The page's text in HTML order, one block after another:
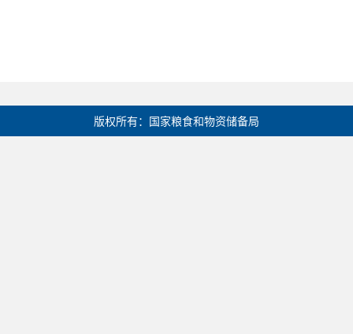
版权所有：国家粮食和物资储备局